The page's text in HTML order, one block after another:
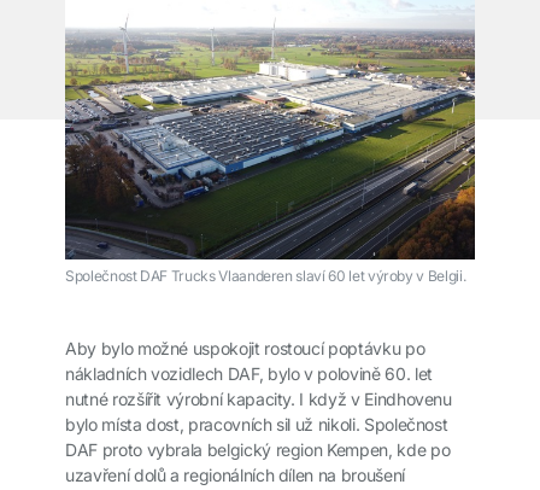
Společnost DAF Trucks Vlaanderen slaví 60 let výroby v Belgii.
Aby bylo možné uspokojit rostoucí poptávku po
nákladních vozidlech DAF, bylo v polovině 60. let
nutné rozšířit výrobní kapacity. I když v Eindhovenu
bylo místa dost, pracovních sil už nikoli. Společnost
DAF proto vybrala belgický region Kempen, kde po
uzavření dolů a regionálních dílen na broušení